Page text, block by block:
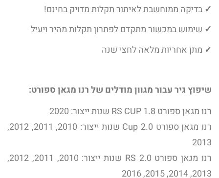
✓ בדיקה ממוחשבת לאיתור תקלות מדויק בחינם!
✓ שימוש במכשור מתקדם לפתרון תקלות מהיר ויעיל
✓ מתן אחריות מלאה לחצי שנה
שיפוץ גיר עבור מגוון מודלים של רנו מגאן ספורט:
רנו מגאן ספורט 1.8 RS CUP שנות ייצור: 2020
רנו מגאן ספורט 2.0 Cup שנות ייצור: 2010, 2011, 2012,
2013
רנו מגאן ספורט 2.0 RS שנות ייצור: 2010, 2011, 2012,
2013, 2014, 2015, 2016